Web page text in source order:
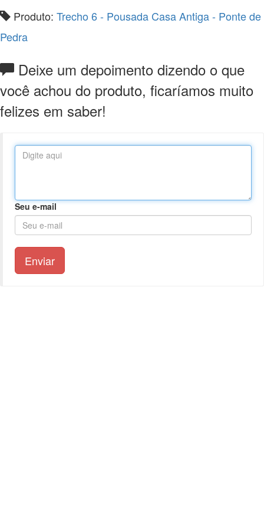
Produto: Trecho 6 - Pousada Casa Antiga - Ponte de
Pedra
Deixe um depoimento dizendo o que
você achou do produto, ficaríamos muito
felizes em saber!
Seu e-mail
Enviar